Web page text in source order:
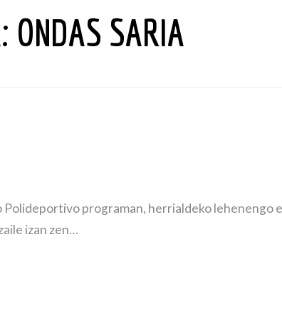
ONDAS SARIA
Polideportivo programan, herrialdeko
izan zen…